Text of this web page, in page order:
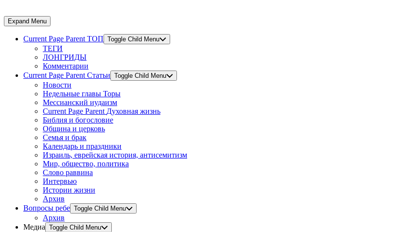
Expand Menu
Current Page Parent ТОП Toggle Child Menu
ТЕГИ
ЛОНГРИДЫ
Комментарии
Current Page Parent Статьи Toggle Child Menu
Новости
Недельные главы Торы
Мессианский иудаизм
Current Page Parent Духовная жизнь
Библия и богословие
Община и церковь
Семья и брак
Календарь и праздники
Израиль, еврейская история, антисемитизм
Мир, общество, политика
Слово раввина
Интервью
Истории жизни
Архив
Вопросы ребе Toggle Child Menu
Архив
Медиа Toggle Child Menu